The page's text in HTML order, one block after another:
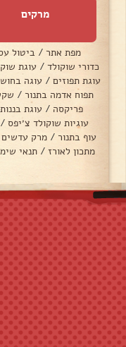
מרקים
מפת אתר / ביטול
כדורי שוקולד / עוגת
עוגת תפוזים / עוגה
תפוח אדמה בתנור /
פריקסה / עוגת בננות
עוגיות שוקולד צ׳יפס /
עוף בתנור / מרק עדשים
מתכון לאורז / תנאי